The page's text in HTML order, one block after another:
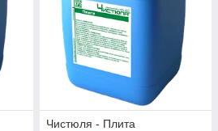
Чистюля - Плита